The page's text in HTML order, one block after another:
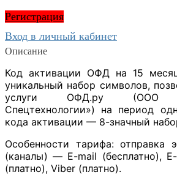
Регистрация
Вход в личный кабинет
Описание
Код активации ОФД на 15
уникальный набор символов,
услуги ОФД.ру (ООО
Спецтехнологии») на период
кода активации — 8-значный
Особенности тарифа: отправка
(каналы) — E-mail (бесплатно),
(платно), Viber (платно).